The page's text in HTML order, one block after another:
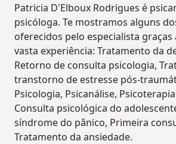
Patricia D'Elboux Rodrigues é
psicóloga. Te mostramos alguns
oferecidos pelo especialista
vasta experiência: Tratamento da
Retorno de consulta psicologia,
transtorno de estresse pós-
Psicologia, Psicanálise,
Consulta psicológica do
síndrome do pânico, Primeira
Tratamento da ansiedade.